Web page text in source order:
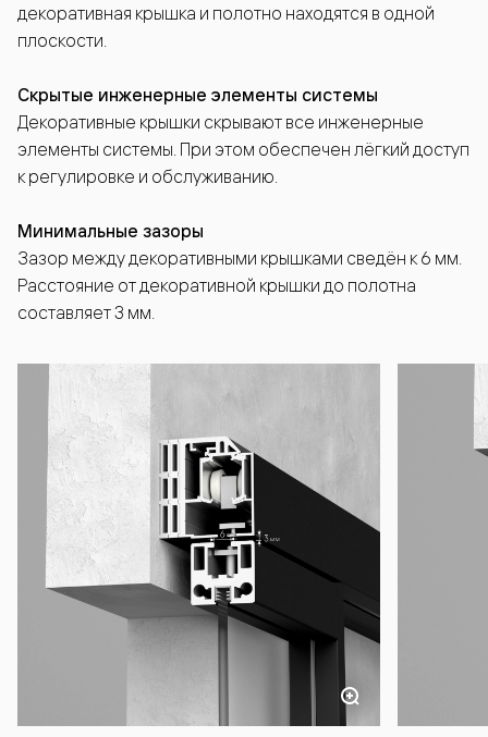
декоративная крышка и полотно находятся в одной
плоскости.
Скрытые инженерные элементы системы
Декоративные крышки скрывают все инженерные
элементы системы. При этом обеспечен лёгкий доступ
к регулировке и обслуживанию.
Минимальные зазоры
Зазор между декоративными крышками сведён к 6 мм.
Расстояние от декоративной крышки до полотна
составляет 3 мм.